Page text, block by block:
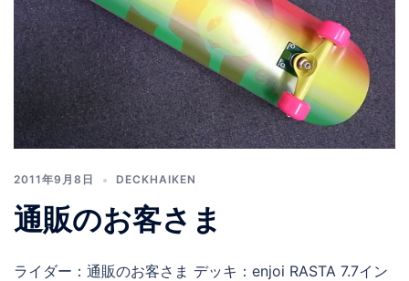
2011年9月8日 DECKHAIKEN
通販のお客さま
ライダー：通販のお客さま デッキ：enjoi RASTA 7.7イン